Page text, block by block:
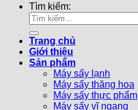
Tìm kiếm:
Trang chủ
Giới thiệu
Sản phẩm
Máy sấy lạnh
Máy sấy thăng hoa
Máy sấy thực phẩm
Máy sấy vĩ ngang